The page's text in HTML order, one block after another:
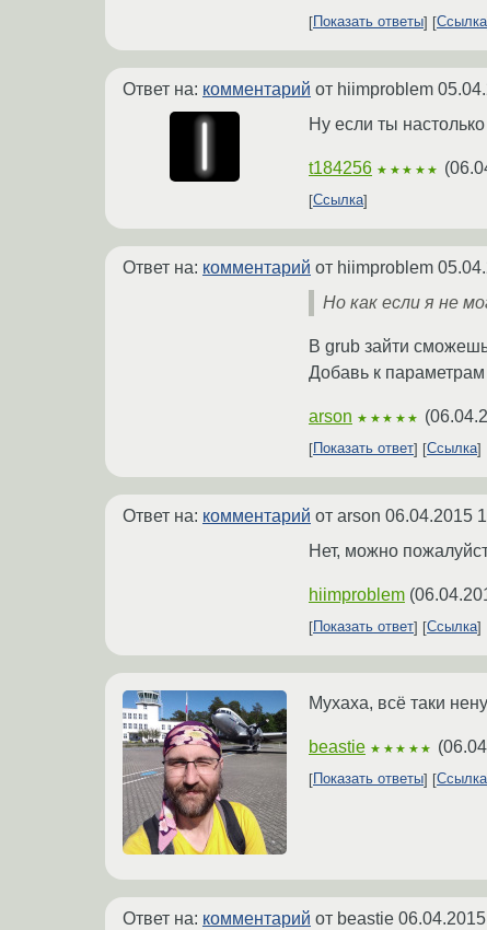
Показать ответы
Ссылка
Ответ на: комментарий от hiimproblem
Ну если ты настолько
t184256 ★★★★★ (
Ссылка
Ответ на: комментарий от hiimproblem
Но как если я не
В grub зайти
Добавь к параметрам
arson ★★★★★ (
Показать ответ Ссылка
Ответ на: комментарий от arson 06.04.2015
Нет, можно
hiimproblem (
Показать ответ
Ссылка
Мухаха, всё таки
beastie ★★★★★ (
Показать ответы Ссылка
Ответ на: комментарий от beastie